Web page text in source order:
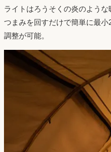
ライトはろうそくの炎のよう
つまみを回すだけで簡単に最
調整が可能。